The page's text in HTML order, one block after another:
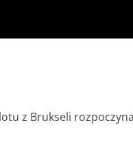
z Brukseli